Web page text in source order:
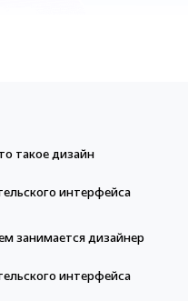
такое дизайн
интерфейса
занимается дизайнер
интерфейса